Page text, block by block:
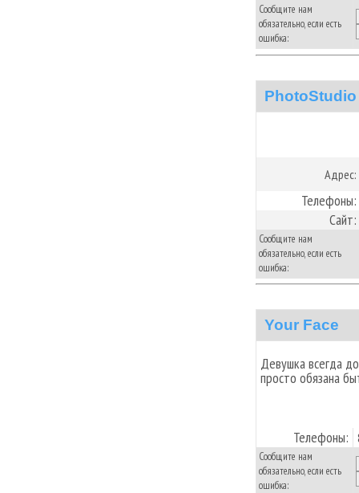
Сообщите нам
обязательно, если есть
ошибка:
Адрес:
Телефоны:
Сайт:
Сообщите нам
обязательно, если есть
ошибка:
Your Face
Девушка всегда
просто обязана
Телефоны:
Сообщите нам
обязательно, если есть
ошибка: